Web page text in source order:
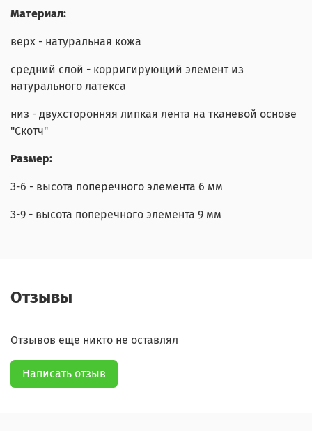
Материал:
верх - натуральная кожа
средний слой - корригирующий элемент из
натурального латекса
низ - двухсторонняя липкая лента на тканевой основе
"Скотч"
Размер:
3-6 - высота поперечного элемента 6 мм
3-9 - высота поперечного элемента 9 мм
Отзывы
Отзывов еще никто не оставлял
Написать отзыв